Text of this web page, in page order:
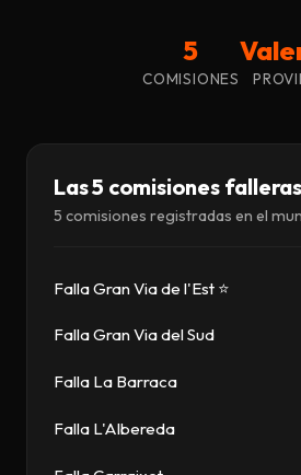
Blog
5
COMISIONES
Las 5 comisiones
5 comisiones registradas en el
Falla Gran Via de l'Est ⭐
Falla Gran Via del Sud
Falla La Barraca
Falla L'Albereda